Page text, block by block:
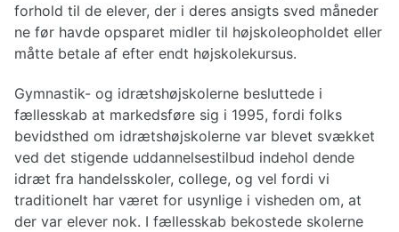
forhold til de elever, der i deres ansigts sved måneder
ne før havde opsparet midler til højskoleopholdet eller
måtte betale af efter endt højskolekursus.
Gymnastik- og idrætshøjskolerne besluttede i
fællesskab at markedsføre sig i 1995, fordi folks
bevidsthed om idrætshøjskolerne var blevet svækket
ved det stigende uddannelsestilbud indehol dende
idræt fra handelsskoler, college, og vel fordi vi
traditionelt har været for usynlige i visheden om, at
der var elever nok. I fællesskab bekostede skolerne